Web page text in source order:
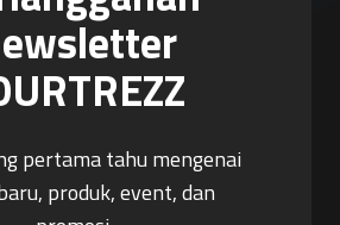
pertama tahu mengenai
produk, event, dan